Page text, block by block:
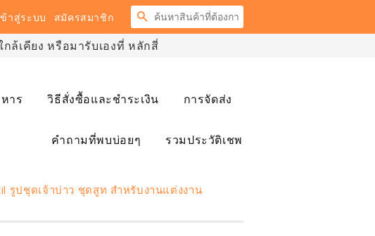
ข้าสู่ระบบ สมัครสมาชิก
ค้นหา
ล้เคียง หรือมารับเองที่ หลักสี่
าร วิธีสั่งซื้อและชำระเงิน การจัดส่ง
คำถามที่พบบ่อยๆ รวมประวัติเชพ
รูปชุดเจ้าบ่าว ชุดสูท สำหรับงานแต่งงาน